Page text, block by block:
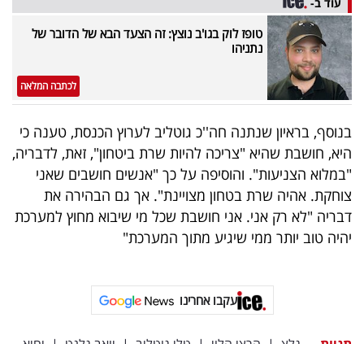
שיתופי
פעולה
דרושים
ניוזלטרים
טופז לוק בגו'ב נוצץ: זה הצעד הבא של הדובר של
נתניהו
לכתבה המלאה
בנוסף, בראיון שנתנה חה''כ גוטליב לערוץ הכנסת, טענה כי
היא, חושבת שהיא "צריכה להיות שרת ביטחון", זאת, לדבריה,
"במלוא הצניעות". והוסיפה על כך "אנשים חושבים שאני
צוחקת. אהיה שרת בטחון מצויינת". אך גם הבהירה את
דבריה "לא רק אני. אני חושבת שכל מי שיבוא מחוץ למערכת
יהיה טוב יותר ממי שיגיע מתוך המערכת"
עקבו אחרינו